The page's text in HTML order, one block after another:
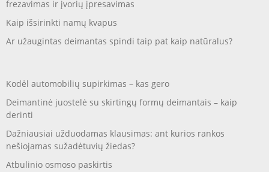
frezavimas ir įvorių įpresavimas
Kaip išsirinkti namų kvapus
Ar užaugintas deimantas spindi taip pat kaip natūralus?
Kodėl automobilių supirkimas – kas gero
Deimantinė juostelė su skirtingų formų deimantais – kaip
derinti
Dažniausiai užduodamas klausimas: ant kurios rankos
nešiojamas sužadėtuvių žiedas?
Atbulinio osmoso paskirtis